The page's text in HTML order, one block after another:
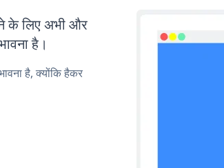
के लिए अभी और
है।
है, क्योंकि हैकर